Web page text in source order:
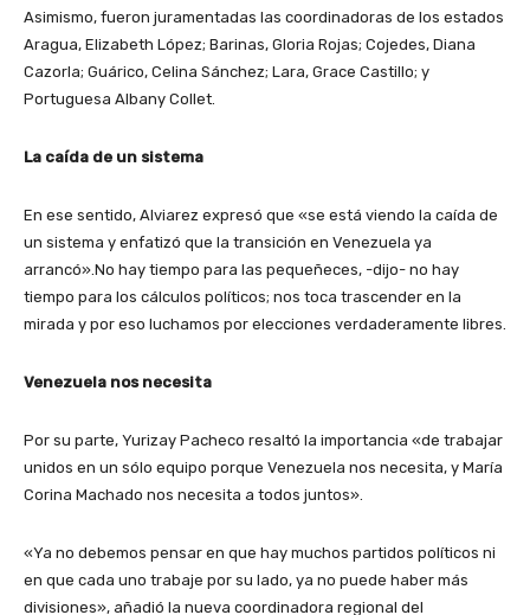
Asimismo, fueron juramentadas las coordinadoras de los estados
Aragua, Elizabeth López; Barinas, Gloria Rojas; Cojedes, Diana
Cazorla; Guárico, Celina Sánchez; Lara, Grace Castillo; y
Portuguesa Albany Collet.
La caída de un sistema
En ese sentido, Alviarez expresó que «se está viendo la caída de
un sistema y enfatizó que la transición en Venezuela ya
arrancó».No hay tiempo para las pequeñeces, -dijo- no hay
tiempo para los cálculos políticos; nos toca trascender en la
mirada y por eso luchamos por elecciones verdaderamente libres.
Venezuela nos necesita
Por su parte, Yurizay Pacheco resaltó la importancia «de trabajar
unidos en un sólo equipo porque Venezuela nos necesita, y María
Corina Machado nos necesita a todos juntos».
«Ya no debemos pensar en que hay muchos partidos políticos ni
en que cada uno trabaje por su lado, ya no puede haber más
divisiones», añadió la nueva coordinadora regional del